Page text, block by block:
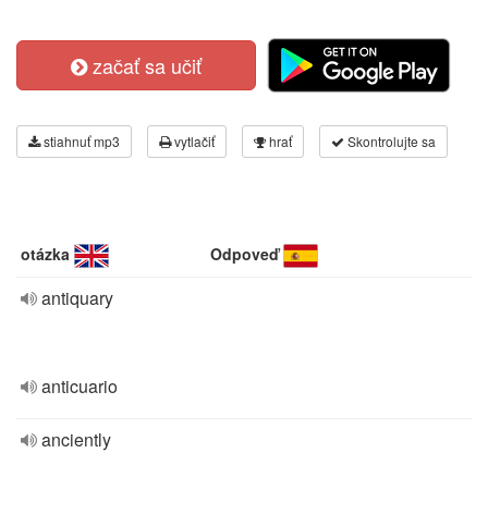
začať sa učiť
stiahnuť mp3 vytlačiť hrať Skontrolujte sa
otázka Odpoveď
antiquary
anticuario
anciently